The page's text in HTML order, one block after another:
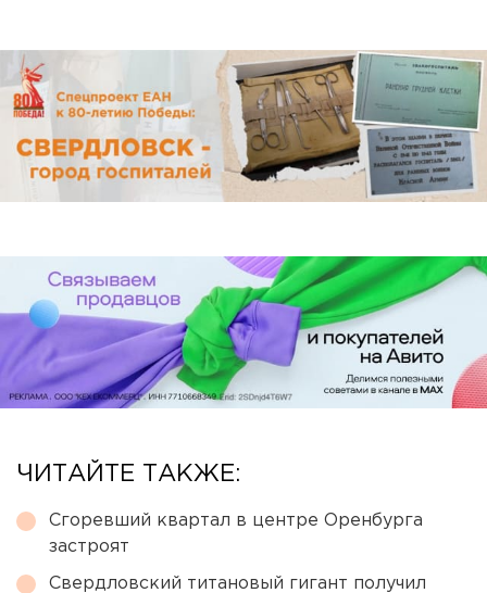
ЧИТАЙТЕ ТАКЖЕ:
Сгоревший квартал в центре Оренбурга
застроят
Свердловский титановый гигант получил